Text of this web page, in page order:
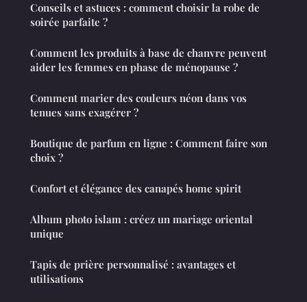
Conseils et astuces : comment choisir la robe de
soirée parfaite ?
Comment les produits à base de chanvre peuvent
aider les femmes en phase de ménopause ?
Comment marier des couleurs néon dans vos
tenues sans exagérer ?
Boutique de parfum en ligne : Comment faire son
choix ?
Confort et élégance des canapés home spirit
Album photo islam : créez un mariage oriental
unique
Tapis de prière personnalisé : avantages et
utilisations